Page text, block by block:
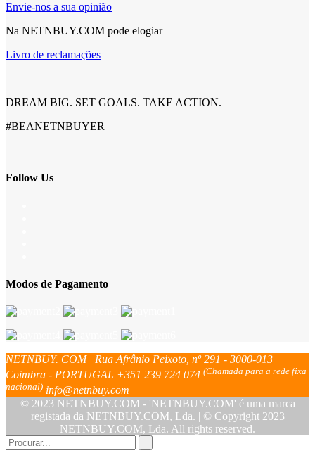
Envie-nos a sua opinião
Na NETNBUY.COM pode elogiar
Livro de reclamações
DREAM BIG. SET GOALS. TAKE ACTION.
#BEANETNBUYER
Follow Us
Modos de Pagamento
NETNBUY. COM | Rua Afrânio Peixoto, nº 291 - 3000-013
Coimbra - PORTUGAL +351 239 724 074 (Chamada para a rede fixa
nacional) info@netnbuy.com
© 2023 NETNBUY.COM - 'NETNBUY.COM' é uma marca
registada da NETNBUY.COM, Lda. | © Copyright 2023
NETNBUY.COM, Lda. All rights reserved.